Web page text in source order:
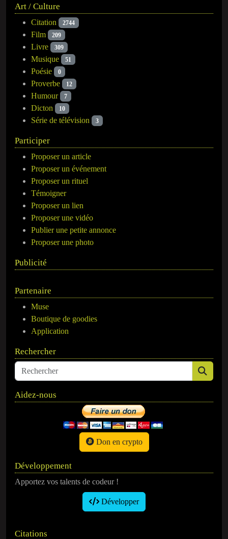
Art / Culture
Citation 2744
Film 209
Livre 309
Musique 51
Poésie 0
Proverbe 12
Humour 7
Dicton 10
Série de télévision 3
Participer
Proposer un article
Proposer un événement
Proposer un rituel
Témoigner
Proposer un lien
Proposer une vidéo
Publier une petite annonce
Proposer une photo
Publicité
Partenaire
Muse
Boutique de goodies
Application
Rechercher
Aidez-nous
Don en crypto
Développement
Apportez vos talents de codeur !
Développer
Citations